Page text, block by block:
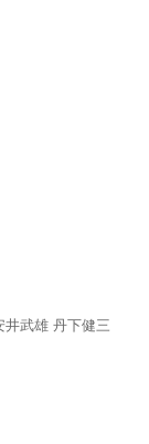
雄 丹下健三